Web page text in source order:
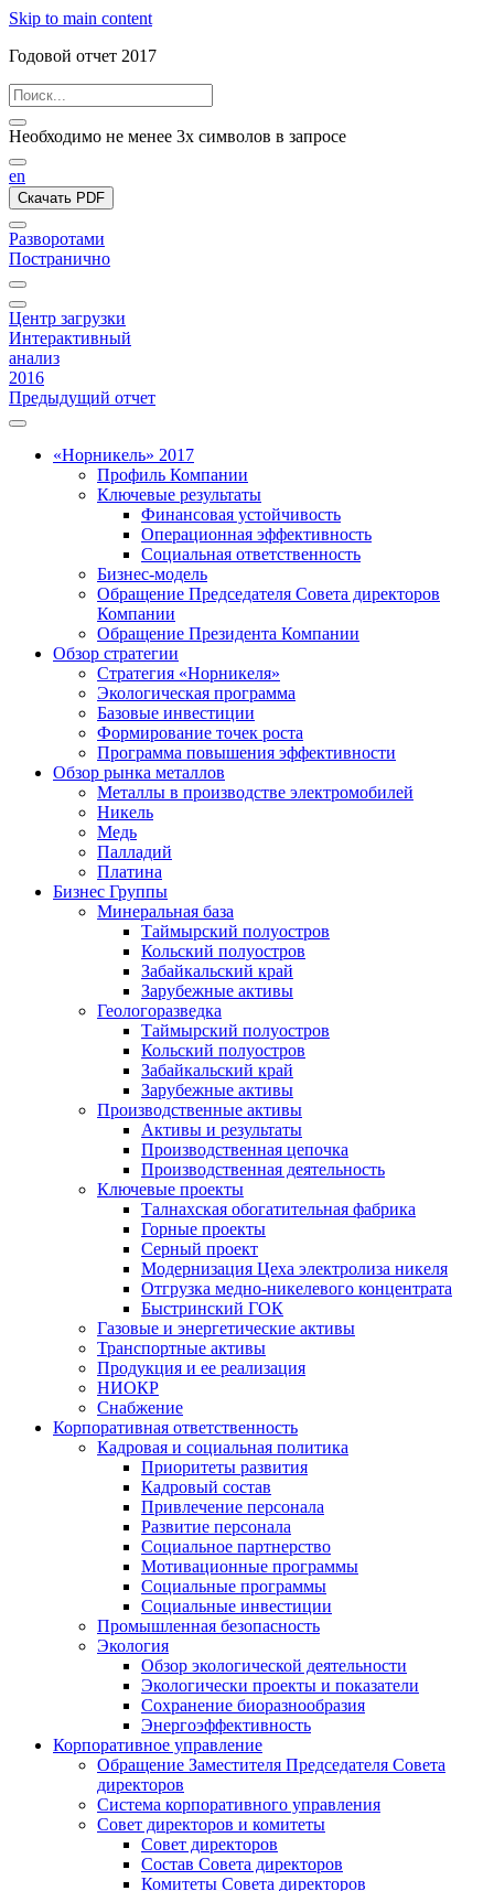
Skip to main content
Годовой отчет 2017
Необходимо не менее 3х символов в запросе
en
Скачать PDF
Разворотами
Постранично
Центр загрузки
Интерактивный
анализ
2016
Предыдущий отчет
«Норникель» 2017
Профиль Компании
Ключевые результаты
Финансовая устойчивость
Операционная эффективность
Социальная ответственность
Бизнес-модель
Обращение Председателя Совета директоров
Компании
Обращение Президента Компании
Обзор стратегии
Стратегия «Норникеля»
Экологическая программа
Базовые инвестиции
Формирование точек роста
Программа повышения эффективности
Обзор рынка металлов
Металлы в производстве электромобилей
Никель
Медь
Палладий
Платина
Бизнес Группы
Минеральная база
Таймырский полуостров
Кольский полуостров
Забайкальский край
Зарубежные активы
Геологоразведка
Таймырский полуостров
Кольский полуостров
Забайкальский край
Зарубежные активы
Производственные активы
Активы и результаты
Производственная цепочка
Производственная деятельность
Ключевые проекты
Талнахская обогатительная фабрика
Горные проекты
Серный проект
Модернизация Цеха электролиза никеля
Отгрузка медно-никелевого концентрата
Быстринский ГОК
Газовые и энергетические активы
Транспортные активы
Продукция и ее реализация
НИОКР
Снабжение
Корпоративная ответственность
Кадровая и социальная политика
Приоритеты развития
Кадровый состав
Привлечение персонала
Развитие персонала
Социальное партнерство
Мотивационные программы
Социальные программы
Социальные инвестиции
Промышленная безопасность
Экология
Обзор экологической деятельности
Экологически проекты и показатели
Сохранение биоразнообразия
Энергоэффективность
Корпоративное управление
Обращение Заместителя Председателя Совета
директоров
Система корпоративного управления
Совет директоров и комитеты
Совет директоров
Состав Совета директоров
Комитеты Совета директоров